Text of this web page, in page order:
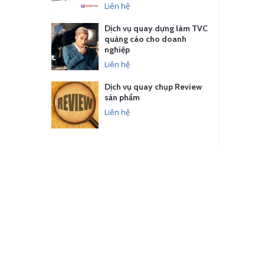
Liên hệ
Dịch vụ quay dựng làm TVC
quảng cáo cho doanh
nghiệp
Liên hệ
Dịch vụ quay chụp Review
sản phẩm
Liên hệ